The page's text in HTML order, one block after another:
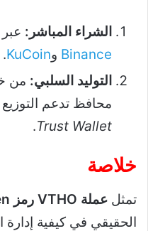
الشراء المباشر:
Binance وKuCoin
.
التوليد السلبي:
محافظ تدعم التوزيع
Trust Wallet
.
خلاصة
تمثل عملة VTHO رمز VeThor Token
الحقيقي في كيفية